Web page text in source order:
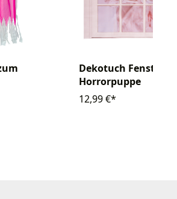
Dekotuch Fenster
Horrorpuppe
12,99 €*